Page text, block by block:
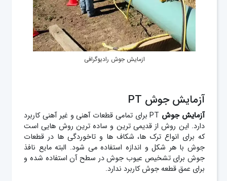
ازمایش جوش رادیوگرافی
آزمایش جوش PT
آزمایش جوش PT برای تمامی قطعات آهنی و غیر آهنی کاربرد
دارد. این روش از قدیمی ترین و ساده ترین روش هایی است
که برای انواع ترک ها، شکاف ها و تاخوردگی ها در قطعات
جوش با هر شکل و اندازه استفاده می شود. البته مایع نافذ
جوش برای تشخیص عیوب جوش در سطح آن استفاده شده و
برای عمق قطعه جوش کاربرد ندارد.